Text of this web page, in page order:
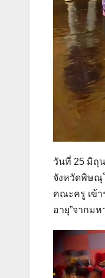
วันที่ 25 มิถุ
จังหวัดพิษณุ
คณะครู เข้า
อายุ”จากม